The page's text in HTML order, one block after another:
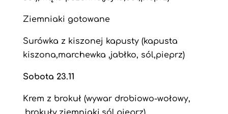
Ziemniaki gotowane
Surówka z kiszonej kapusty (kapusta
kiszona,marchewka ,jabłko, sól,pieprz)
Sobota 23.11
Krem z brokuł (wywar drobiowo-wołowy,